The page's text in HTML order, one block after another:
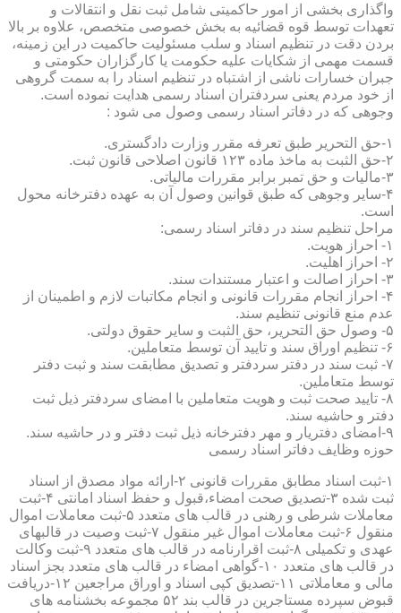
واگذاری بخشی از امور حاکمیتی شامل ثبت نقل و انتقالات و
تعهدات توسط قوه قضائیه به بخش خصوصی متخصص، علاوه بر بالا
بردن دقت در تنظیم اسناد و سلب مسئولیت حاکمیت در این زمینه،
قسمت مهمی از شکایات علیه حکومت یا کارگزاران حکومتی و
جبران خسارات ناشی از اشتباه در تنظیم اسناد را به سمت گروهی
از خود مردم یعنی سردفتران اسناد رسمی هدایت نموده است.
وجوهی که در دفاتر اسناد رسمی وصول می شود :
۱-حق التحریر طبق تعرفه مقرر وزارت دادگستری.
۲-حق الثبت به ماخذ ماده ۱۲۳ قانون اصلاحی قانون ثبت.
۳-مالیات و حق تمبر برابر مقررات مالیاتی.
۴-سایر وجوهی که طبق قوانین وصول آن به عهده دفترخانه محول
است.
مراحل تنظیم سند در دفاتر اسناد رسمی:
۱- احراز هویت.
۲- احراز اهلیت.
۳- احراز اصالت و اعتبار مستندات سند.
۴- احراز انجام مقررات قانونی و انجام مکاتبات لازم و اطمینان از
عدم منع قانونی تنظیم سند.
۵- وصول حق التحریر، حق الثبت و سایر حقوق دولتی.
۶- تنظیم اوراق سند و تایید آن توسط متعاملین.
۷- ثبت سند در دفتر سردفتر و تصدیق مطابقت سند و ثبت دفتر
توسط متعاملین.
۸- تایید صحت ثبت و هویت متعاملین با امضای سردفتر ذیل ثبت
دفتر و حاشیه سند.
۹-امضای دفتریار و مهر دفترخانه ذیل ثبت دفتر و در حاشیه سند.
حوزه وظایف دفاتر اسناد رسمی
۱-ثبت اسناد مطابق مقررات قانونی ۲-ارائه مواد مصدق از اسناد
ثبت شده ۳-تصدیق صحت امضاء،قبول و حفظ اسناد امانتی ۴-ثبت
معاملات شرطی و رهنی در قالب های متعدد ۵-ثبت معاملات اموال
منقول ۶-ثبت معاملات اموال غیر منقول ۷-ثبت وصیت در قالبهای
عهدی و تکمیلی ۸-ثبت اقرارنامه در قالب های متعدد ۹-ثبت وکالت
در قالب های متعدد ۱۰-گواهی امضاء در قالب های متعدد بجز اسناد
مالی و معاملاتی ۱۱-تصدیق کپی اسناد و اوراق مراجعین ۱۲-دریافت
قبوض سپرده مستاجرین در قالب بند ۵۲ مجموعه بخشنامه های